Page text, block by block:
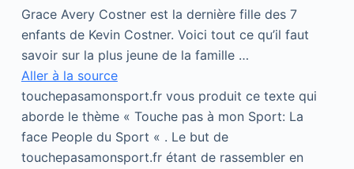
Grace Avery Costner est la dernière fille des 7
enfants de Kevin Costner. Voici tout ce qu’il faut
savoir sur la plus jeune de la famille …
Aller à la source
touchepasamonsport.fr vous produit ce texte qui
aborde le thème « Touche pas à mon Sport: La
face People du Sport « . Le but de
touchepasamonsport.fr étant de rassembler en